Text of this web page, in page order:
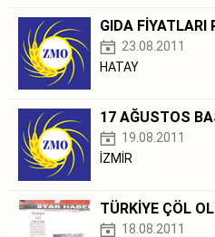
GIDA FİYATLARI
23.08.2011
HATAY
17 AĞUSTOS
19.08.2011
İZMİR
TÜRKİYE ÇÖL
18.08.2011